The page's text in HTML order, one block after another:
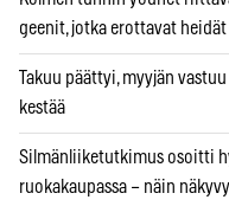
geenit, jotka erottavat
Takuu päättyi, myyjän
kestää
Silmänliiketutkimus osoitti
ruokakaupassa – näin